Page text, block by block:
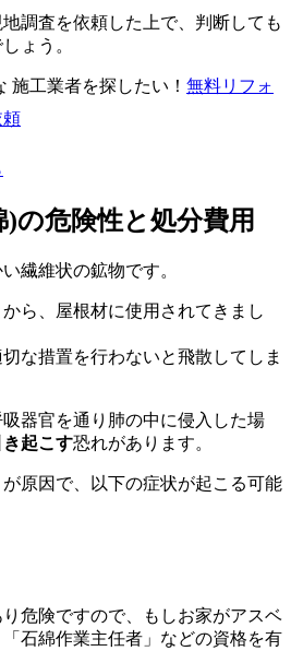
調査を依頼した上で、判断しても
ょう。
施工業者を探したい！ 無料リフォ
頼
の危険性と処分費用
繊維状の鉱物です。
ら、屋根材に使用されてきまし
な措置を行わないと飛散してしま
器官を通り肺の中に侵入した場
起こす恐れがあります。
原因で、以下の症状が起こる可能
危険ですので、もしお家がアスベ
石綿作業主任者」などの資格を有